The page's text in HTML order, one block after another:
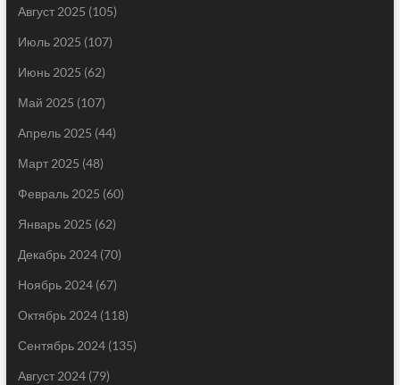
Август 2025 (105)
Июль 2025 (107)
Июнь 2025 (62)
Май 2025 (107)
Апрель 2025 (44)
Март 2025 (48)
Февраль 2025 (60)
Январь 2025 (62)
Декабрь 2024(70)
Ноябрь 2024(67)
Октябрь 2024(118)
Сентябрь 2024(135)
Август 2024(79)